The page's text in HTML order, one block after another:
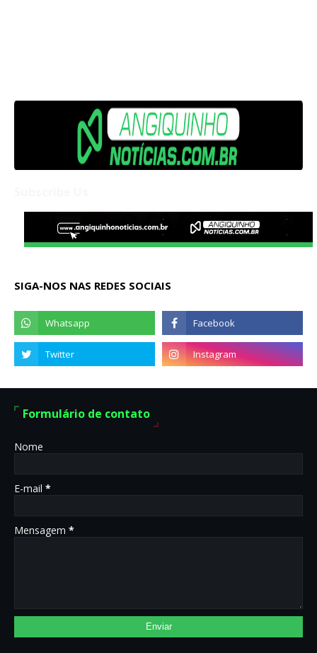
SIGA-NOS NAS REDES SOCIAIS
Formulário de contato
Nome
E-mail *
Mensagem *